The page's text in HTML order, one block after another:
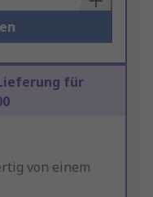
Lieferung für
von einem